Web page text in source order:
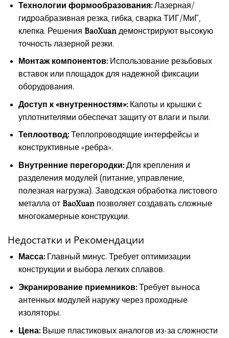
Технологии формообразования:Лазерная/
гидроабразивная резка, гибка, сварка ТИГ/МиГ,
клепка. Решения BaoXuanдемонстрируют высокую
точность лазерной резки.
Монтаж компонентов:Использование резьбовых
вставок или площадок для надежной фиксации
оборудования.
Доступ к «внутренностям»:Капоты и крышки с
уплотнителями обеспечат защиту от влаги и пыли.
Теплоотвод:Теплопроводящие интерфейсы и
конструктивные «ребра».
Внутренние перегородки:Для крепления и
разделения модулей (питание, управление,
полезная нагрузка). Заводская обработка листового
металла от BaoXuanпозволяет создавать сложные
многокамерные конструкции.
Недостатки и Рекомендации
Масса:Главный минус. Требует оптимизации
конструкции и выбора легких сплавов.
Экранирование приемников:Требует выноса
антенных модулей наружу через проходные
изоляторы.
Цена:Выше пластиковых аналогов из-за сложности